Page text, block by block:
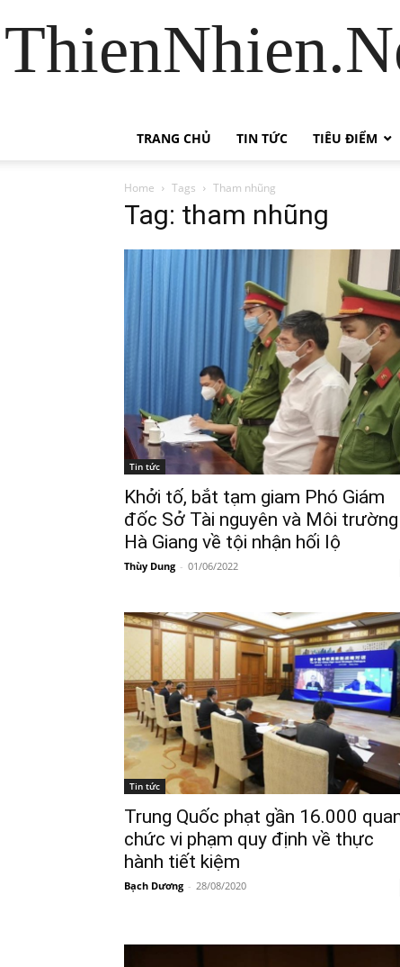
TRANG CHỦ TIN TỨC TIÊU ĐIỂM
Home Tags Tham nhũng
Tag: tham nhũng
Tin tức
Khởi tố, bắt tạm giam Phó Giám
đốc Sở Tài nguyên và Môi trường
Hà Giang về tội nhận hối lộ
Thùy Dung - 01/06/2022
Tin tức
Trung Quốc phạt gần 16.000
chức vi phạm quy định về thực
hành tiết kiệm
Bạch Dương - 28/08/2020